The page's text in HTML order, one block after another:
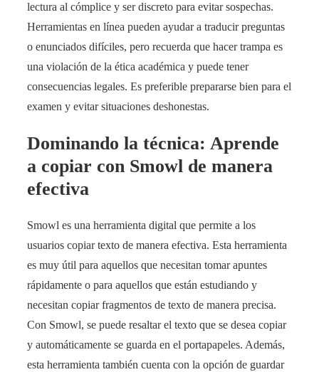
lectura al cómplice y ser discreto para evitar sospechas.
Herramientas en línea pueden ayudar a traducir preguntas
o enunciados difíciles, pero recuerda que hacer trampa es
una violación de la ética académica y puede tener
consecuencias legales. Es preferible prepararse bien para el
examen y evitar situaciones deshonestas.
Dominando la técnica: Aprende
a copiar con Smowl de manera
efectiva
Smowl es una herramienta digital que permite a los
usuarios copiar texto de manera efectiva. Esta herramienta
es muy útil para aquellos que necesitan tomar apuntes
rápidamente o para aquellos que están estudiando y
necesitan copiar fragmentos de texto de manera precisa.
Con Smowl, se puede resaltar el texto que se desea copiar
y automáticamente se guarda en el portapapeles. Además,
esta herramienta también cuenta con la opción de guardar